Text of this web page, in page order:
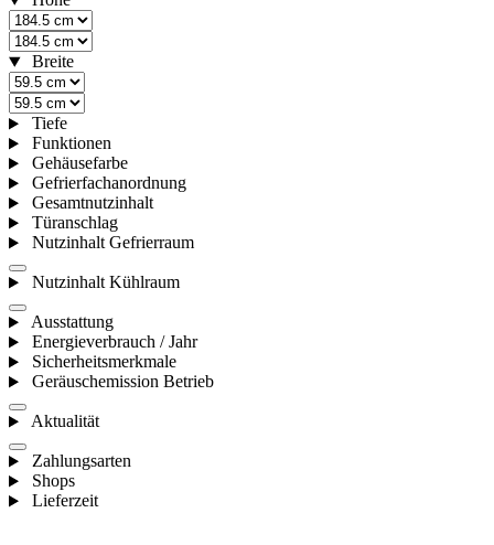
Breite
Tiefe
Funktionen
Gehäusefarbe
Gefrierfachanordnung
Gesamtnutzinhalt
Türanschlag
Nutzinhalt Gefrierraum
Nutzinhalt Kühlraum
Ausstattung
Energieverbrauch / Jahr
Sicherheitsmerkmale
Geräuschemission Betrieb
Aktualität
Zahlungsarten
Shops
Lieferzeit